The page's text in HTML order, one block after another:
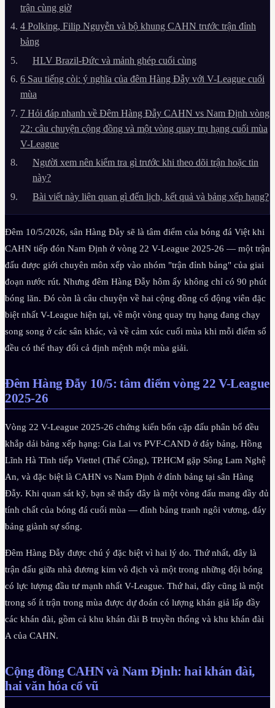
trận cùng giờ
4 Polking, Filip Nguyễn và bộ khung CAHN trước trận đỉnh
bảng
HLV Brazil-Đức và mảnh ghép cuối cùng
6 Sau tiếng còi: ý nghĩa của đêm Hàng Đẫy với V-League cuối
mùa
7 Hỏi đáp nhanh về Đêm Hàng Đẫy CAHN vs Nam Định vòng
22: câu chuyện cộng đồng và một vòng quay trụ hạng cuối mùa
V-League
Người xem nên kiểm tra gì trước khi theo dõi trận hoặc tin
này?
Bài viết này liên quan gì đến lịch, kết quả và bảng xếp hạng?
Đêm 10/5/2026, sân Hàng Đẫy sẽ là tâm điểm của bóng đá Việt khi
CAHN tiếp đón Nam Định ở vòng 22 V-League 2025-26 — một trận
đấu được giới chuyên môn xếp vào nhóm "trận đỉnh bảng" của giai
đoạn nước rút. Nhưng đêm Hàng Đẫy hôm ấy không chỉ có 90 phút
bóng lăn. Đó còn là câu chuyện về hai cộng đồng cổ động viên đặc
biệt nhất V-League hiện tại, về một vòng quay trụ hạng đang chạy
song song ở các sân khác, và về cảm xúc cuối mùa khi mỗi điểm số
đều có thể thay đổi cả định mệnh một mùa giải.
Đêm Hàng Đẫy 10/5: tâm điểm vòng 22 V-League
2025-26
Vòng 22 V-League 2025-26 chứng kiến bốn cặp đấu phân bổ đều
khắp dải bảng xếp hạng: Gia Lai vs PVF-CAND ở đáy bảng, Hồng
Lĩnh Hà Tĩnh tiếp Viettel (Thể Công), TP.HCM gặp Sông Lam Nghệ
An, và đặc biệt là CAHN vs Nam Định ở đỉnh bảng tại sân Hàng
Đẫy. Khi quan sát kỹ, bạn sẽ thấy đây là một vòng đấu mang đầy đủ
tính chất của bóng đá cuối mùa — đỉnh bảng tranh ngôi vương, đáy
bảng giành sự sống.
Đêm Hàng Đẫy được chú ý đặc biệt vì hai lý do. Thứ nhất, đây là
trận đấu giữa nhà đương kim vô địch và một trong những đội bóng
có lực lượng đầu tư mạnh nhất V-League. Thứ hai, đây cũng là một
trong số ít trận trong mùa được dự đoán có lượng khán giả lấp đầy
các khán đài, gồm cả khu khán đài B truyền thống và khu khán đài
A của CAHN.
Cộng đồng CAHN và Nam Định: hai khán đài,
hai văn hóa cổ vũ